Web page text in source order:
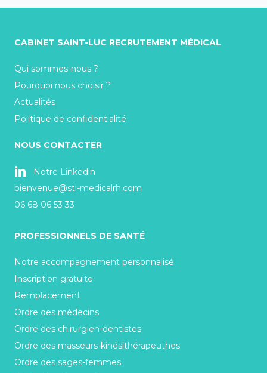
CABINET SAINT-LUC RECRUTEMENT MÉDICAL
Qui sommes-nous ?
Pourquoi nous choisir ?
Actualités
Politique de confidentialité
NOUS CONTACTER
Notre Linkedin
bienvenue@stl-medicalrh.com
06 68 06 53 33
PROFESSIONNELS DE SANTÉ
Notre accompagnement personnalisé
Inscription gratuite
Remplacement
Ordre des médecins
Ordre des chirurgien-dentistes
Ordre des masseurs-kinésithérapeuthes
Ordre des sages-femmes